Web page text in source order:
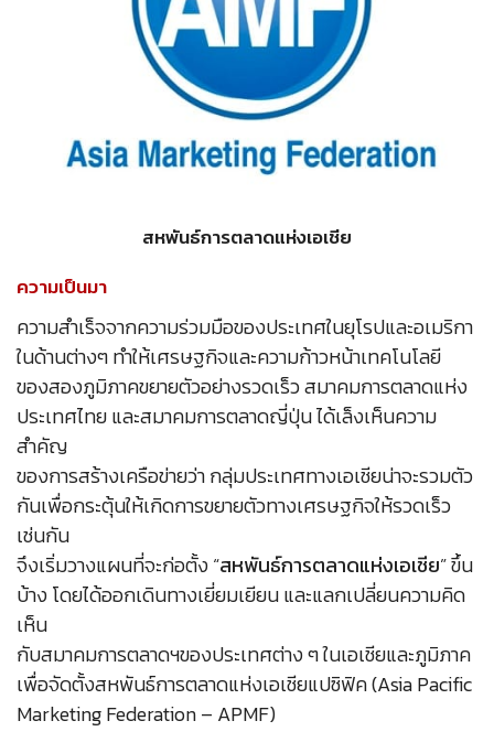
สหพันธ์การตลาดแห่งเอเชีย
ความเป็นมา
ความสำเร็จจากความร่วมมือของประเทศในยุโรปและอเมริกา
ในด้านต่างๆ ทำให้เศรษฐกิจและความก้าวหน้าเทคโนโลยี
ของสองภูมิภาคขยายตัวอย่างรวดเร็ว สมาคมการตลาดแห่ง
ประเทศไทย และสมาคมการตลาดญี่ปุ่น ได้เล็งเห็นความ
สำคัญ
ของการสร้างเครือข่ายว่า กลุ่มประเทศทางเอเชียน่าจะรวมตัว
กันเพื่อกระตุ้นให้เกิดการขยายตัวทางเศรษฐกิจให้รวดเร็ว
เช่นกัน
จึงเริ่มวางแผนที่จะก่อตั้ง “สหพันธ์การตลาดแห่งเอเชีย” ขึ้น
บ้าง โดยได้ออกเดินทางเยี่ยมเยียน และแลกเปลี่ยนความคิด
เห็น
กับสมาคมการตลาดฯของประเทศต่าง ๆ ในเอเชียและภูมิภาค
เพื่อจัดตั้งสหพันธ์การตลาดแห่งเอเชียแปซิฟิค (Asia Pacific
Marketing Federation – APMF)